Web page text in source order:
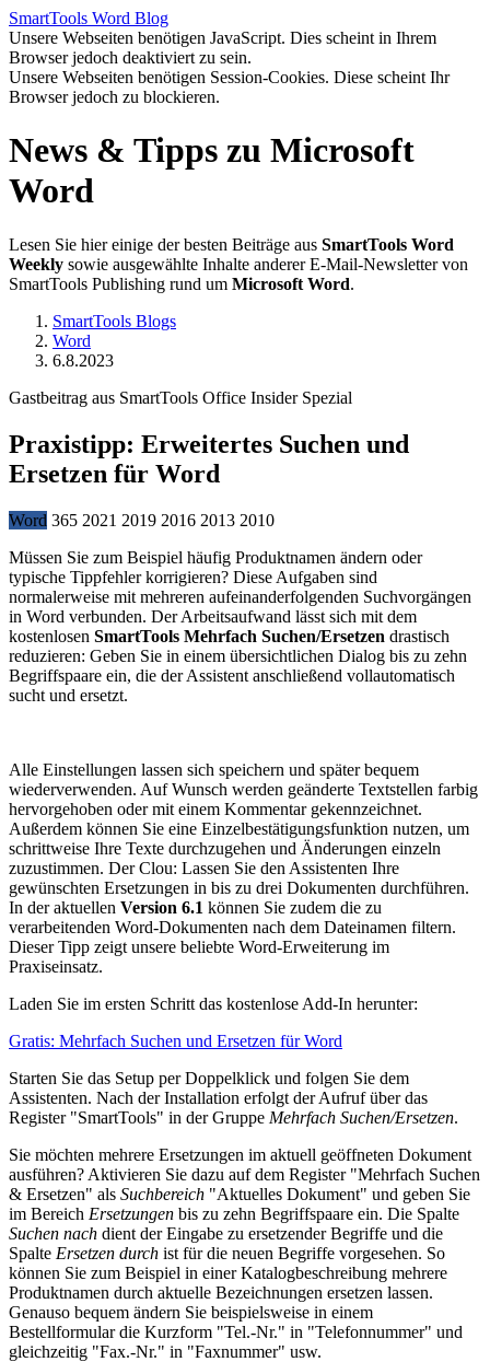
SmartTools Word Blog
Unsere Webseiten benötigen JavaScript. Dies scheint in Ihrem
Browser jedoch deaktiviert zu sein.
Unsere Webseiten benötigen Session-Cookies. Diese scheint Ihr
Browser jedoch zu blockieren.
News & Tipps zu Microsoft
Word
Lesen Sie hier einige der besten Beiträge aus SmartTools Word
Weekly sowie ausgewählte Inhalte anderer E-Mail-Newsletter von
SmartTools Publishing rund um Microsoft Word.
SmartTools Blogs
Word
6.8.2023
Gastbeitrag aus SmartTools Office Insider Spezial
Praxistipp: Erweitertes Suchen und
Ersetzen für Word
Word 365 2021 2019 2016 2013 2010
Müssen Sie zum Beispiel häufig Produktnamen ändern oder
typische Tippfehler korrigieren? Diese Aufgaben sind
normalerweise mit mehreren aufeinanderfolgenden Suchvorgängen
in Word verbunden. Der Arbeitsaufwand lässt sich mit dem
kostenlosen SmartTools Mehrfach Suchen/Ersetzen drastisch
reduzieren: Geben Sie in einem übersichtlichen Dialog bis zu zehn
Begriffspaare ein, die der Assistent anschließend vollautomatisch
sucht und ersetzt.
Alle Einstellungen lassen sich speichern und später bequem
wiederverwenden. Auf Wunsch werden geänderte Textstellen farbig
hervorgehoben oder mit einem Kommentar gekennzeichnet.
Außerdem können Sie eine Einzelbestätigungsfunktion nutzen, um
schrittweise Ihre Texte durchzugehen und Änderungen einzeln
zuzustimmen. Der Clou: Lassen Sie den Assistenten Ihre
gewünschten Ersetzungen in bis zu drei Dokumenten durchführen.
In der aktuellen Version 6.1 können Sie zudem die zu
verarbeitenden Word-Dokumenten nach dem Dateinamen filtern.
Dieser Tipp zeigt unsere beliebte Word-Erweiterung im
Praxiseinsatz.
Laden Sie im ersten Schritt das kostenlose Add-In herunter:
Gratis: Mehrfach Suchen und Ersetzen für Word
Starten Sie das Setup per Doppelklick und folgen Sie dem
Assistenten. Nach der Installation erfolgt der Aufruf über das
Register "SmartTools" in der Gruppe Mehrfach Suchen/Ersetzen.
Sie möchten mehrere Ersetzungen im aktuell geöffneten Dokument
ausführen? Aktivieren Sie dazu auf dem Register "Mehrfach Suchen
& Ersetzen" als Suchbereich "Aktuelles Dokument" und geben Sie
im Bereich Ersetzungen bis zu zehn Begriffspaare ein. Die Spalte
Suchen nach dient der Eingabe zu ersetzender Begriffe und die
Spalte Ersetzen durch ist für die neuen Begriffe vorgesehen. So
können Sie zum Beispiel in einer Katalogbeschreibung mehrere
Produktnamen durch aktuelle Bezeichnungen ersetzen lassen.
Genauso bequem ändern Sie beispielsweise in einem
Bestellformular die Kurzform "Tel.-Nr." in "Telefonnummer" und
gleichzeitig "Fax.-Nr." in "Faxnummer" usw.